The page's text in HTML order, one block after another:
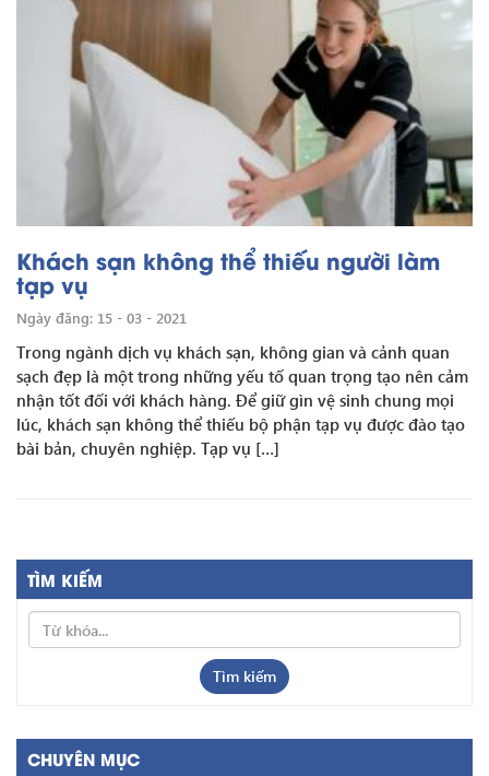
Khách sạn không thể thiếu người làm
tạp vụ
Ngày đăng: 15 - 03 - 2021
Trong ngành dịch vụ khách sạn, không gian và cảnh quan
sạch đẹp là một trong những yếu tố quan trọng tạo nên cảm
nhận tốt đối với khách hàng. Để giữ gìn vệ sinh chung mọi
lúc, khách sạn không thể thiếu bộ phận tạp vụ được đào tạo
bài bản, chuyên nghiệp. Tạp vụ […]
TÌM KIẾM
Tìm kiếm
CHUYÊN MỤC